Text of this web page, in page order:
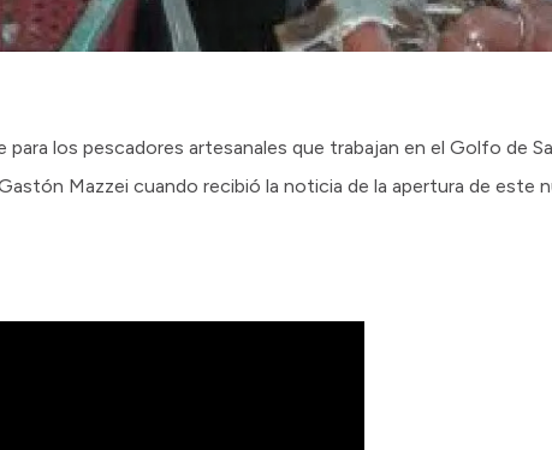
para los pescadores artesanales que trabajan en el Golfo de
Mazzei cuando recibió la noticia de la apertura de este